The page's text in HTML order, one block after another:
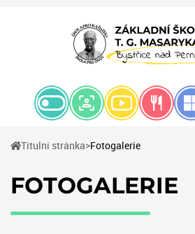
Titulní stránka(current)
Fotogalerie
FOTOGALERIE